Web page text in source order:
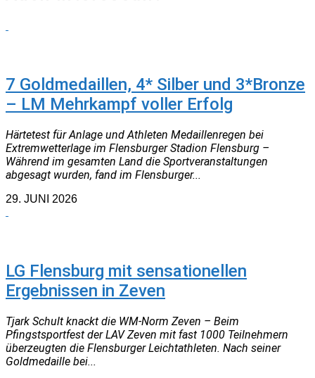
7 Goldmedaillen, 4* Silber und 3*Bronze
– LM Mehrkampf voller Erfolg
Härtetest für Anlage und Athleten Medaillenregen bei
Extremwetterlage im Flensburger Stadion Flensburg –
Während im gesamten Land die Sportveranstaltungen
abgesagt wurden, fand im Flensburger...
29. JUNI 2026
LG Flensburg mit sensationellen
Ergebnissen in Zeven
Tjark Schult knackt die WM-Norm Zeven – Beim
Pfingstsportfest der LAV Zeven mit fast 1000 Teilnehmern
überzeugten die Flensburger Leichtathleten. Nach seiner
Goldmedaille bei...